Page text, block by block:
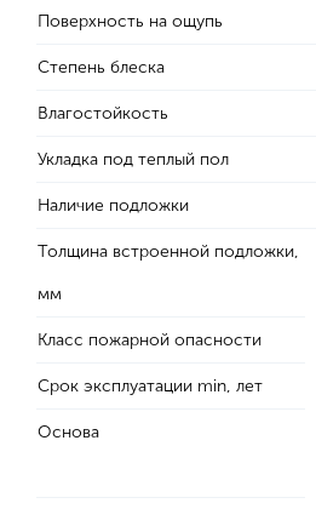
Поверхность на ощупь
Степень блеска
Влагостойкость
Укладка под теплый пол
Наличие подложки
Толщина встроенной подложки,
мм
Класс пожарной опасности
Срок эксплуатации min, лет
Основа